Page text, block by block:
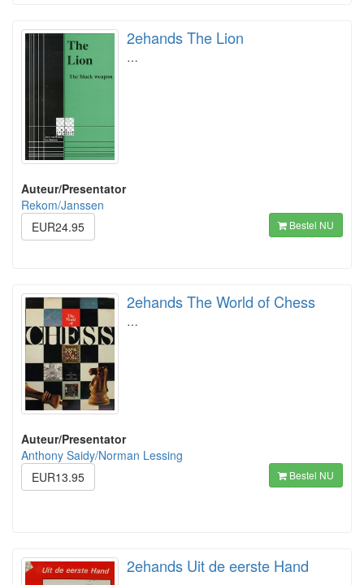
2ehands The Lion
…
Auteur/Presentator
Rekom/Janssen
EUR24.95
Bestel NU
2ehands The World of Chess
…
Auteur/Presentator
Anthony Saidy/Norman Lessing
EUR13.95
Bestel NU
2ehands Uit de eerste Hand